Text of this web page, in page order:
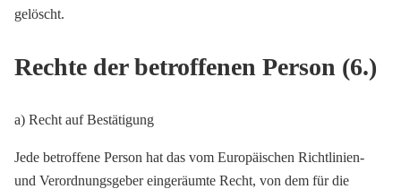
gelöscht.
Rechte der betroffenen Person (6.)
a) Recht auf Bestätigung
Jede betroffene Person hat das vom Europäischen Richtlinien-
und Verordnungsgeber eingeräumte Recht, von dem für die